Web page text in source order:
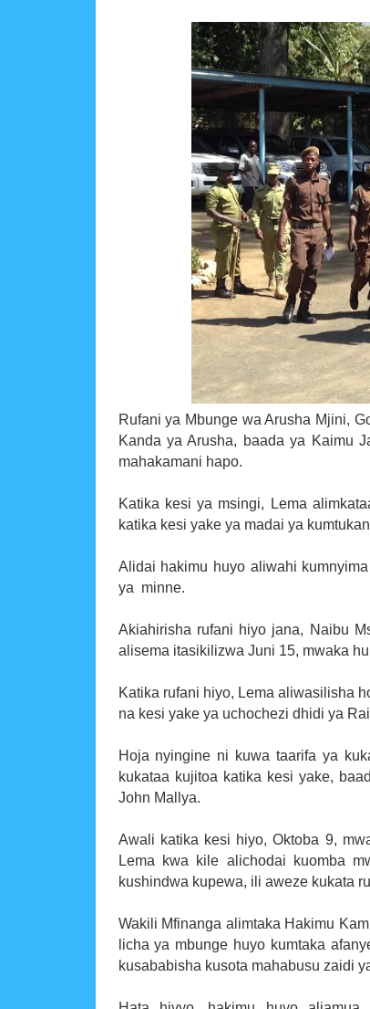
EWURA KANDA YA KATI
Alex Sonna Aug 07 2026
WASIRA
MSUMBA-Aug 07
AKWILAPO
MSUMBA -Aug 07 2026
UTALII
MSUMBA-Aug 07
NHIF: BIMA YA AFYA NI
Alex Sonna-Aug 07 2026
LONDO AITAKA FCC
Alex Sonna- Aug 07 2026
Rufani ya Mbunge wa Arusha Mjini,
Kanda ya Arusha, baada ya Kaimu
mahakamani hapo.
Katika kesi ya msingi, Lema
katika kesi yake ya madai ya
Alidai hakimu huyo aliwahi
ya minne.
Akiahirisha rufani hiyo jana, Naibu
alisema itasikilizwa Juni 15, mwaka
Katika rufani hiyo, Lema aliwasilisha
na kesi yake ya uchochezi dhidi ya
Hoja nyingine ni kuwa taarifa ya
kukataa kujitoa katika kesi yake,
John Mallya.
Awali katika kesi hiyo, Oktoba 9,
Lema kwa kile alichodai kuomba
kushindwa kupewa, ili aweze kukata
Wakili Mfinanga alimtaka Hakimu
licha ya mbunge huyo kumtaka
kusababisha kusota mahabusu zaidi